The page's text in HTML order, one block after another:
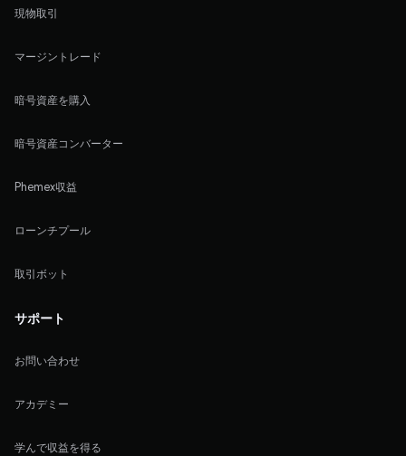
現物取引
マージントレード
暗号資産を購入
暗号資産コンバーター
Phemex収益
ローンチプール
取引ボット
サポート
お問い合わせ
アカデミー
学んで収益を得る